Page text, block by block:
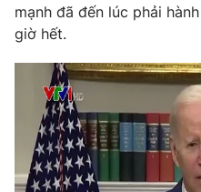
VTV4
VTV9
Liên hệ tòa soạn
mạnh đã đến lúc phải
giờ hết.